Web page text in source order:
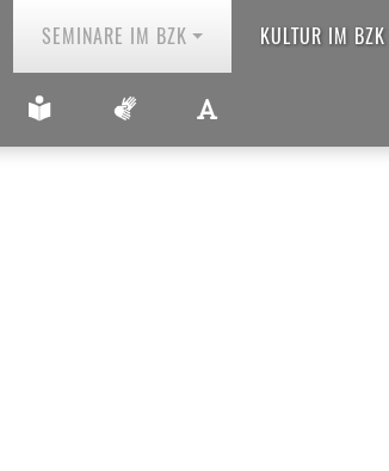
SEMINARE IM BZK KULTUR IM BZK